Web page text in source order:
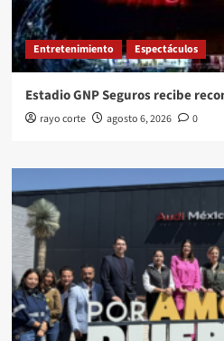
Entretenimiento Espectáculos
Estadio GNP Seguros recibe
rayo corte agosto 6, 2026 0